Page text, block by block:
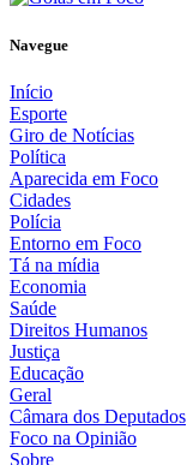
Navegue
Início
Esporte
Giro de Notícias
Política
Aparecida em Foco
Cidades
Polícia
Entorno em Foco
Tá na mídia
Economia
Saúde
Direitos Humanos
Justiça
Educação
Geral
Câmara dos Deputados
Foco na Opinião
Sobre